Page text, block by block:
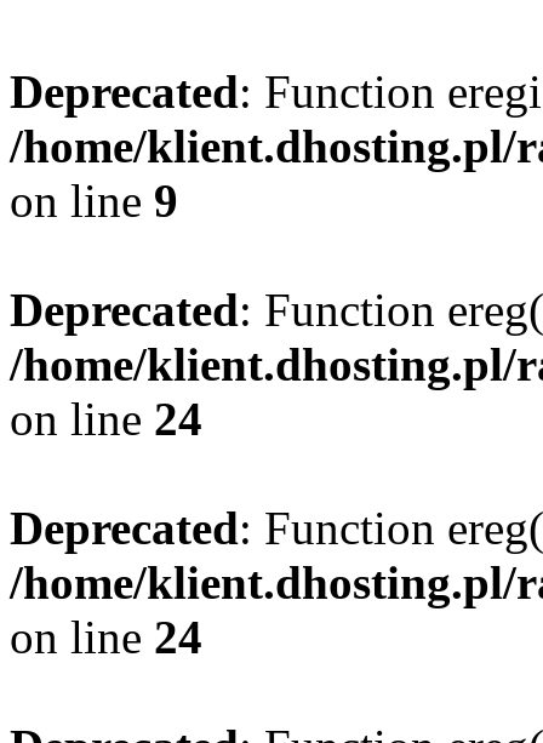
Deprecated: Function
/home/klient.dhosting.pl/
on line 9
Deprecated: Function
/home/klient.dhosting.pl/
on line 24
Deprecated: Function
/home/klient.dhosting.pl/
on line 24